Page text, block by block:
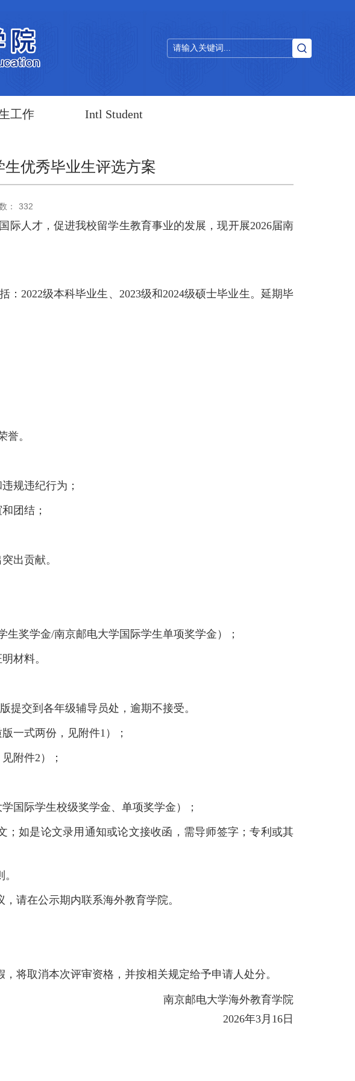
工作 Intl Student
优秀毕业生评选方案
： 332
人才，促进我校留学生教育事业的发展，现开展2026届南
2022级本科毕业生、2023级和2024级硕士毕业生。延期毕
。
规违纪行为；
团结；
出贡献。
生奖学金/南京邮电大学国际学生单项奖学金）；
材料。
提交到各年级辅导员处，逾期不接受。
一式两份，见附件1）；
附件2）；
国际学生校级奖学金、单项奖学金）；
；如是论文录用通知或论文接收函，需导师签字；专利或其
请在公示期内联系海外教育学院。
将取消本次评审资格，并按相关规定给予申请人处分。
南京邮电大学海外教育学院
2026年3月 16 日